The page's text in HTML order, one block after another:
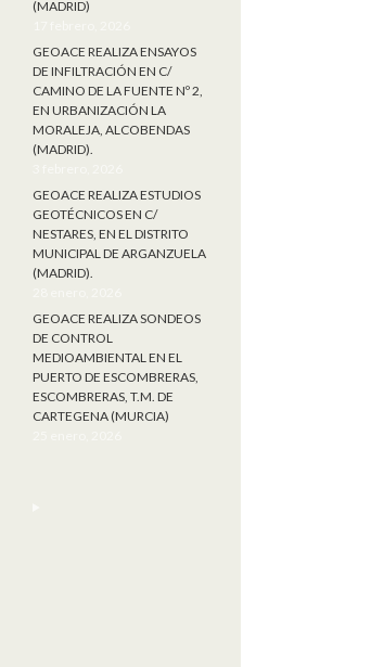
(MADRID)
GEOACE REALIZA ENSAYOS
DE INFILTRACIÓN EN C/
CAMINO DE LA FUENTE Nº 2,
EN URBANIZACIÓN LA
MORALEJA, ALCOBENDAS
(MADRID).
GEOACE REALIZA ESTUDIOS
GEOTÉCNICOS EN C/
NESTARES, EN EL DISTRITO
MUNICIPAL DE ARGANZUELA
(MADRID).
GEOACE REALIZA SONDEOS
DE CONTROL
MEDIOAMBIENTAL EN EL
PUERTO DE ESCOMBRERAS,
ESCOMBRERAS, T.M. DE
CARTEGENA (MURCIA)